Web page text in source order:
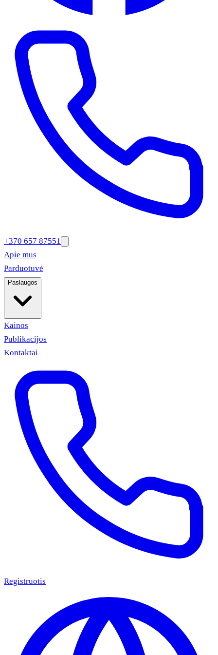
+370 657 87551
Apie mus
Parduotuvė
Paslaugos
Kainos
Publikacijos
Kontaktai
Registruotis